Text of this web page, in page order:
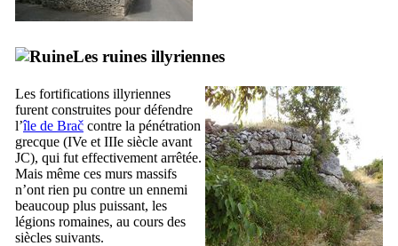
Les ruines illyriennes
Les fortifications illyriennes
furent construites pour défendre
l’île de Brač contre la pénétration
grecque (IVe et IIIe siècle avant
JC), qui fut effectivement arrêtée.
Mais même ces murs massifs
n’ont rien pu contre un ennemi
beaucoup plus puissant, les
légions romaines, au cours des
siècles suivants.